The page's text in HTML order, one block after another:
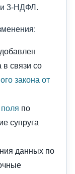
3-НДФЛ.
связи со
закона от
по
супруга
данных по